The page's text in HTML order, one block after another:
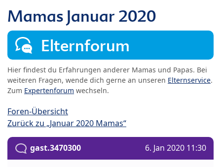
Mamas Januar 2020
Elternforum
Hier findest du Erfahrungen anderer Mamas und Papas. Bei
weiteren Fragen, wende dich gerne an unseren Elternservice.
Zum Expertenforum wechseln.
Foren-Übersicht
Zurück zu „Januar 2020 Mamas“
gast.3470300 6. Jan 2020 11:30